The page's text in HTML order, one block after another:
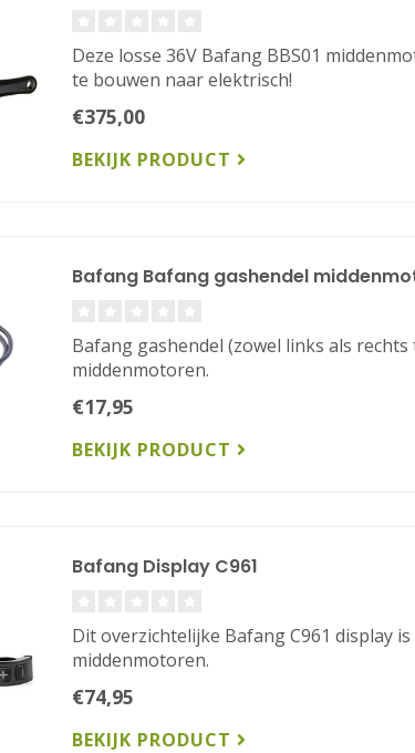
Deze losse 36V Bafang BBS01
te bouwen naar elektrisch!
€375,00
BEKIJK PRODUCT
Bafang Bafang gashendel
Bafang gashendel (zowel links als
middenmotoren.
€17,95
BEKIJK PRODUCT
Bafang Display C961
Dit overzichtelijke Bafang C961 display
middenmotoren.
€74,95
BEKIJK PRODUCT